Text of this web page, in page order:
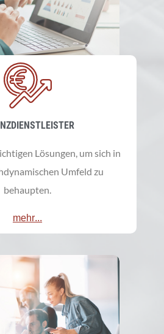
Lösungen, um sich in
Umfeld zu
behaupten.
mehr...